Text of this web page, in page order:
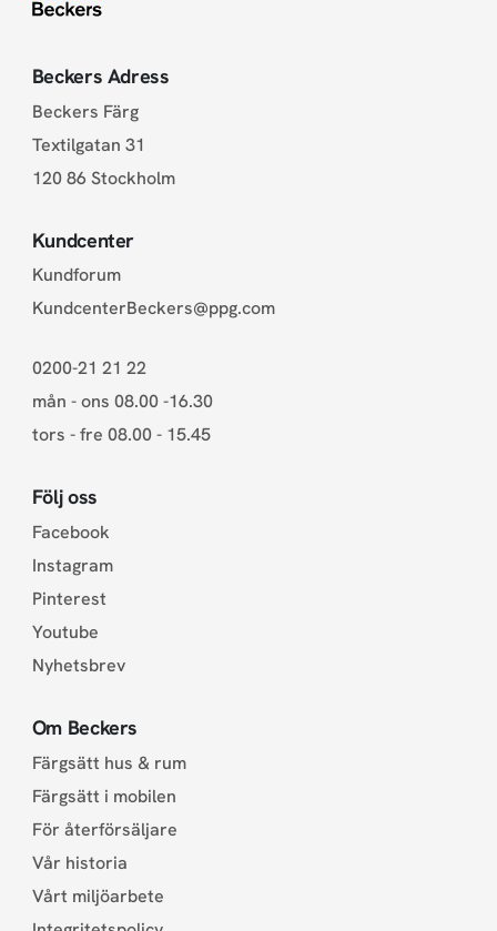
Beckers Adress
Beckers Färg
Textilgatan 31
120 86 Stockholm
Kundcenter
Kundforum
KundcenterBeckers@ppg.com
0200-21 21 22
mån - ons 08.00 -16.30
tors - fre 08.00 - 15.45
Följ oss
Facebook
Instagram
Pinterest
Youtube
Nyhetsbrev
Om Beckers
Färgsätt hus & rum
Färgsätt i mobilen
För återförsäljare
Vår historia
Vårt miljöarbete